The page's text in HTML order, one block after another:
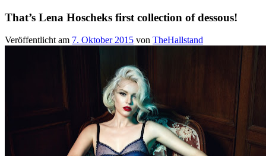
That’s Lena Hoscheks first collection of dessous!
Veröffentlicht am 7. Oktober 2015 von TheHallstand